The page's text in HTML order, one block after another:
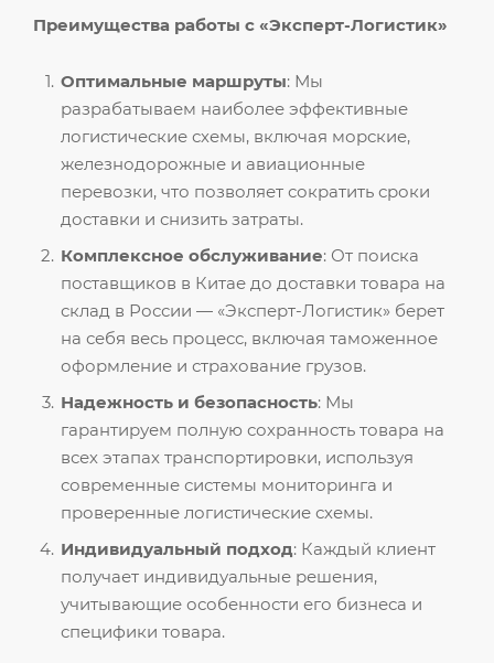
Преимущества работы с «Эксперт-Логистик»
Оптимальные маршруты: Мы
разрабатываем наиболее эффективные
логистические схемы, включая морские,
железнодорожные и авиационные
перевозки, что позволяет сократить сроки
доставки и снизить затраты.
Комплексное обслуживание: От поиска
поставщиков в Китае до доставки товара на
склад в России — «Эксперт-Логистик» берет
на себя весь процесс, включая таможенное
оформление и страхование грузов.
Надежность и безопасность: Мы
гарантируем полную сохранность товара на
всех этапах транспортировки, используя
современные системы мониторинга и
проверенные логистические схемы.
Индивидуальный подход: Каждый клиент
получает индивидуальные решения,
учитывающие особенности его бизнеса и
специфики товара.